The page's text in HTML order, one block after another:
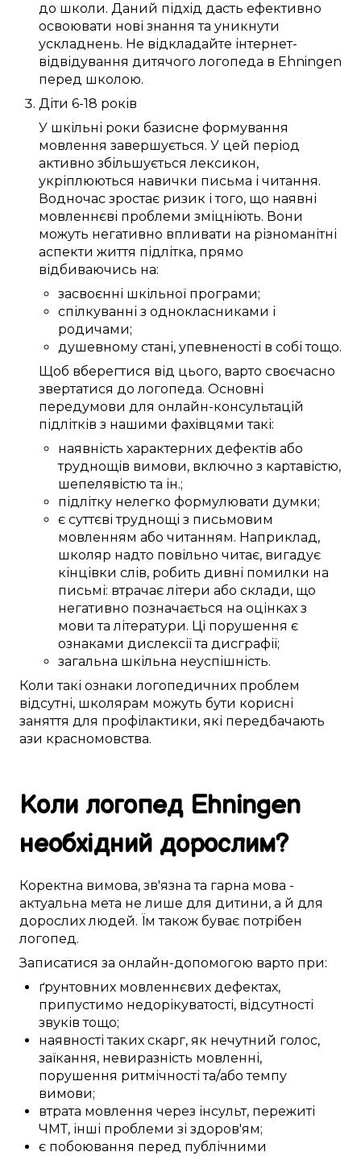
до школи. Даний підхід дасть ефективно
освоювати нові знання та уникнути
ускладнень. Не відкладайте інтернет-
відвідування дитячого логопеда в Ehningen
перед школою.
Діти 6-18 років
У шкільні роки базисне формування
мовлення завершується. У цей період
активно збільшується лексикон,
укріплюються навички письма і читання.
Водночас зростає ризик і того, що наявні
мовленнєві проблеми зміцніють. Вони
можуть негативно впливати на різноманітні
аспекти життя підлітка, прямо
відбиваючись на:
засвоєнні шкільної програми;
спілкуванні з однокласниками і
родичами;
душевному стані, упевненості в собі тощо.
Щоб вберегтися від цього, варто своєчасно
звертатися дологопеда. Основні
передумови для онлайн-консультацій
підлітків з нашими фахівцями такі:
наявність характерних дефектів або
труднощів вимови, включно з картавістю,
шепелявістю та ін.;
підлітку нелегко формулювати думки;
є суттєві труднощі з письмовим
мовленням або читанням. Наприклад,
школяр надто повільно читає, вигадує
кінцівки слів, робить дивні помилки на
письмі: втрачаєлітери або склади, що
негативно позначається на оцінках з
мови та літератури. Ці порушення є
ознаками дислексії та дисграфії;
загальна шкільна неуспішність.
Коли такі ознаки логопедичних проблем
відсутні, школярам можуть бути корисні
заняття для профілактики, які передбачають
ази красномовства.
Коли логопед Ehningen
необхідний дорослим?
Коректна вимова, зв'язна та гарна мова -
актуальна мета не лише для дитини, а й для
дорослихлюдей. Їмтакож буває потрібен
логопед.
Записатися за онлайн-допомогою варто при:
ґрунтовних мовленнєвих дефектах,
припустимо недорікуватості, відсутності
звуків тощо;
наявності таких скарг, як нечутний голос,
заїкання, невиразність мовленні,
порушення ритмічності та/аботемпу
вимови;
втрата мовлення через інсульт, пережиті
ЧМТ, інші проблеми зі здоров'ям;
є побоювання перед публічними